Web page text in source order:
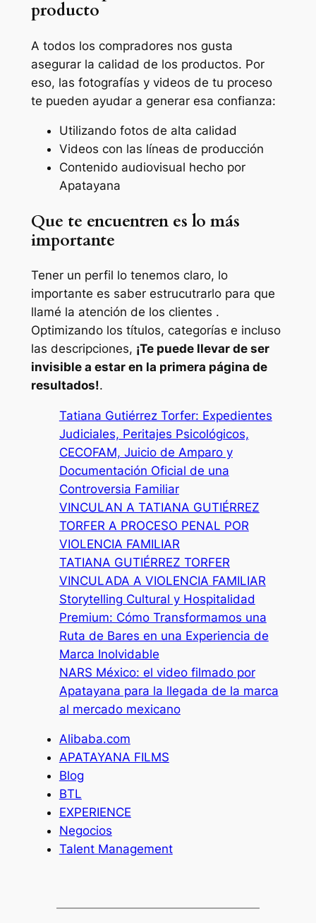
producto
A todos los compradores nos gusta
asegurar la calidad de los productos. Por
eso, las fotografías y videos de tu proceso
te pueden ayudar a generar esa confianza:
Utilizando fotos de alta calidad
Videos con las líneas de producción
Contenido audiovisual hecho por
Apatayana
Que te encuentren es lo más
importante
Tener un perfil lo tenemos claro, lo
importante es saber estrucutrarlo para que
llamé la atención de los clientes .
Optimizando los títulos, categorías e incluso
las descripciones, ¡Te puede llevar de ser
invisible a estar en la primera página de
resultados!.
Tatiana Gutiérrez Torfer: Expedientes
Judiciales, Peritajes Psicológicos,
CECOFAM, Juicio de Amparo y
Documentación Oficial de una
Controversia Familiar
VINCULAN A TATIANA GUTIÉRREZ
TORFER A PROCESO PENAL POR
VIOLENCIA FAMILIAR
TATIANA GUTIÉRREZ TORFER
VINCULADA A VIOLENCIA FAMILIAR
Storytelling Cultural y Hospitalidad
Premium: Cómo Transformamos una
Ruta de Bares en una Experiencia de
Marca Inolvidable
NARS México: el video filmado por
Apatayana para la llegada de la marca
al mercado mexicano
Alibaba.com
APATAYANA FILMS
Blog
BTL
EXPERIENCE
Negocios
Talent Management